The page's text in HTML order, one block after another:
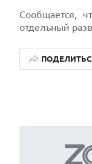
Сообщается,
отдельный